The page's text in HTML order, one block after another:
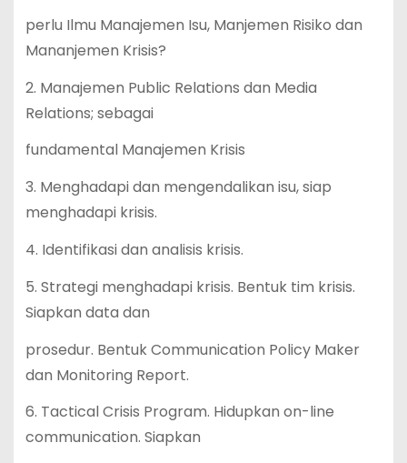
perlu Ilmu Manajemen Isu, Manjemen Risiko dan
Mananjemen Krisis?
2. Manajemen Public Relations dan Media
Relations; sebagai
fundamental Manajemen Krisis
3. Menghadapi dan mengendalikan isu, siap
menghadapi krisis.
4. Identifikasi dan analisis krisis.
5. Strategi menghadapi krisis. Bentuk tim krisis.
Siapkan data dan
prosedur. Bentuk Communication Policy Maker
dan Monitoring Report.
6. Tactical Crisis Program. Hidupkan on-line
communication. Siapkan